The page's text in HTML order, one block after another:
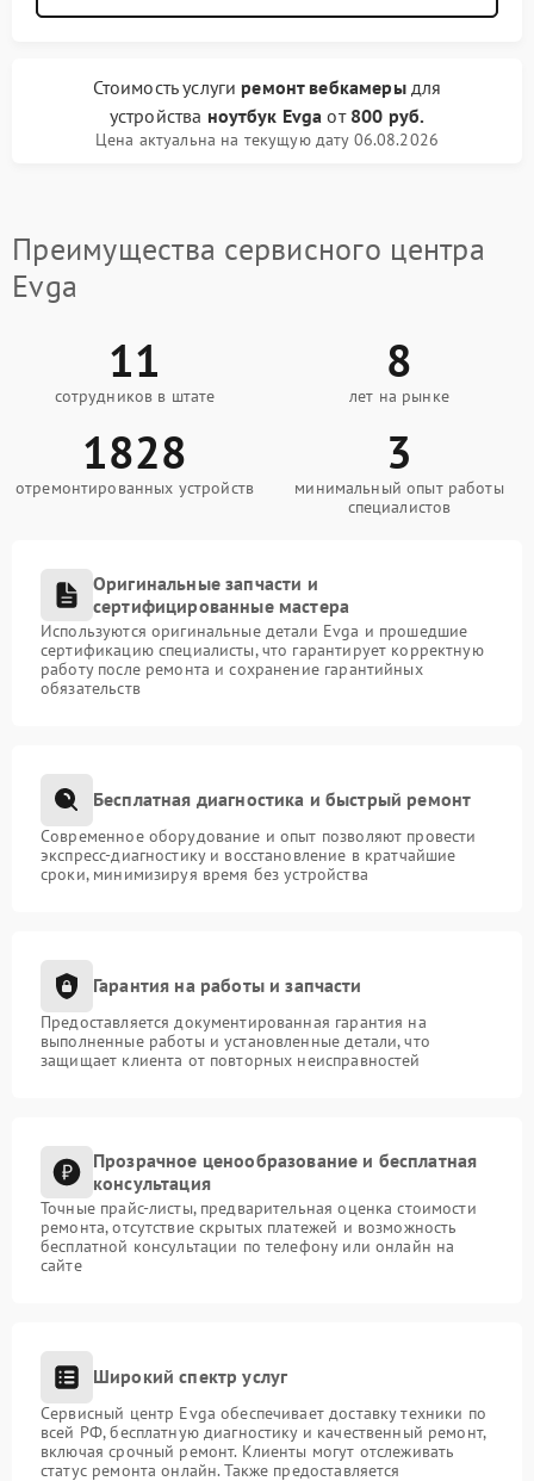
Стоимость услуги ремонт вебкамерыдля
устройства ноутбук Evga от 800 руб.
Цена актуальна на текущую дату 06.08.2026
Преимущества сервисного центра
Evga
11
сотрудников в штате
8
лет на рынке
1828
отремонтированных устройств
3
минимальный опыт работы
специалистов
Оригинальные запчасти и
сертифицированные мастера
Используются оригинальные детали Evga и прошедшие
сертификацию специалисты, что гарантирует корректную
работу после ремонта и сохранение гарантийных
обязательств
Бесплатная диагностика и быстрый ремонт
Современное оборудование и опыт позволяют провести
экспресс-диагностику и восстановление в кратчайшие
сроки, минимизируя время без устройства
Гарантия на работы и запчасти
Предоставляется документированная гарантия на
выполненные работы и установленные детали, что
защищает клиента от повторных неисправностей
Прозрачное ценообразование и бесплатная
консультация
Точные прайс-листы, предварительная оценка стоимости
ремонта, отсутствие скрытых платежей и возможность
бесплатной консультации по телефону или онлайн на
сайте
Широкий спектр услуг
Сервисный центр Evga обеспечивает доставку техники по
всей РФ, бесплатную диагностику и качественный ремонт,
включая срочный ремонт. Клиенты могут отслеживать
статус ремонта онлайн. Также предоставляется